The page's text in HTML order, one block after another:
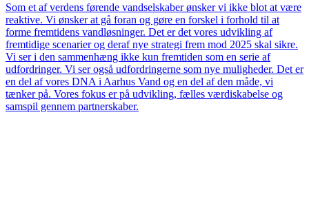
Som et af verdens førende vandselskaber ønsker vi ikke blot at være
reaktive. Vi ønsker at gå foran og gøre en forskel i forhold til at
forme fremtidens vandløsninger. Det er det vores udvikling af
fremtidige scenarier og deraf nye strategi frem mod 2025 skal sikre.
Vi ser i den sammenhæng ikke kun fremtiden som en serie af
udfordringer. Vi ser også udfordringerne som nye muligheder. Det er
en del af vores DNA i Aarhus Vand og en del af den måde, vi
tænker på. Vores fokus er på udvikling, fælles værdiskabelse og
samspil gennem partnerskaber.